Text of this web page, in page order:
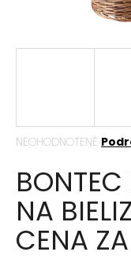
Priemerné
produktu
je
0,0
5
hviezdičiek.
NEOHODNOTENÉ
NA
CENA
O